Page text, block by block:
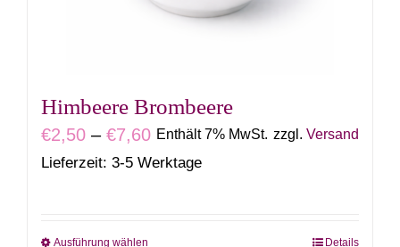
auf
werden
Himbeere Brombeere
€2,50 – €7,60Preisspanne:
€2,50
Enthält 7% MwSt. zzgl. Versand
Lieferzeit: 3-5 Werktage
Ausführung wählen Details